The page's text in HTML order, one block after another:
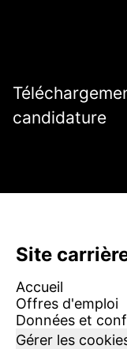
candidature
Site
Accueil
Offres d'emploi
Données et
Gérer les